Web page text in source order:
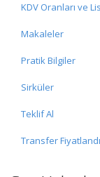
KDV Oranları ve
Makaleler
Pratik Bilgiler
Sirküler
Teklif Al
Transfer